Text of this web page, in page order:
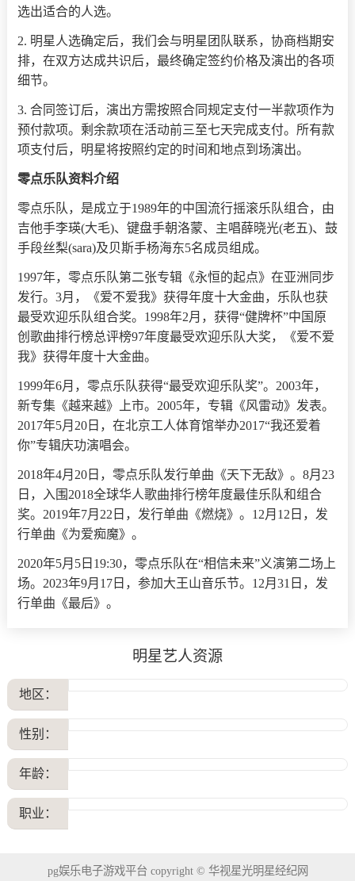
选出适合的人选。
2. 明星人选确定后，我们会与明星团队联系，协商档期安
排，在双方达成共识后，最终确定签约价格及演出的各项
细节。
3. 合同签订后，演出方需按照合同规定支付一半款项作为
预付款项。剩余款项在活动前三至七天完成支付。所有款
项支付后，明星将按照约定的时间和地点到场演出。
零点乐队资料介绍
零点乐队，是成立于1989年的中国流行摇滚乐队组合，由
吉他手李瑛(大毛)、键盘手朝洛蒙、主唱薛晓光(老五)、鼓
手段丝梨(sara)及贝斯手杨海东5名成员组成。
1997年，零点乐队第二张专辑《永恒的起点》在亚洲同步
发行。3月，《爱不爱我》获得年度十大金曲，乐队也获
最受欢迎乐队组合奖。1998年2月，获得“健牌杯”中国原
创歌曲排行榜总评榜97年度最受欢迎乐队大奖，《爱不爱
我》获得年度十大金曲。
1999年6月，零点乐队获得“最受欢迎乐队奖”。2003年，
新专集《越来越》上市。2005年，专辑《风雷动》发表。
2017年5月20日，在北京工人体育馆举办2017“我还爱着
你”专辑庆功演唱会。
2018年4月20日，零点乐队发行单曲《天下无敌》。8月23
日，入围2018全球华人歌曲排行榜年度最佳乐队和组合
奖。2019年7月22日，发行单曲《燃烧》。12月12日，发
行单曲《为爱痴魔》。
2020年5月5日19:30，零点乐队在“相信未来”义演第二场上
场。2023年9月17日，参加大王山音乐节。12月31日，发
行单曲《最后》。
明星艺人资源
地区：
性别：
年龄：
职业：
pg娱乐电子游戏平台 copyright © 华视星光明星经纪网